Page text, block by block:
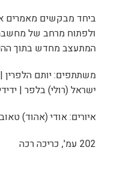
ביחד מבקשים מאמרים
ולפתוח מרחב של מחשבה
המתעצב מחדש בתוך
משתתפים: יותם הלפרין |
ישראל (רולי) בלפר |
איורים: אודי (אהוד) טאוב
202 עמ', כריכה רכה